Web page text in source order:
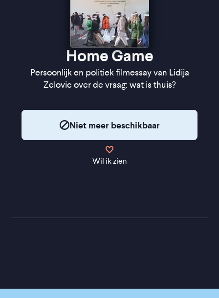
Home Game
Persoonlijk en politiek filmessay van Lidija
Zelovic over de vraag: wat is thuis?
Niet meer beschikbaar
Wil ik zien